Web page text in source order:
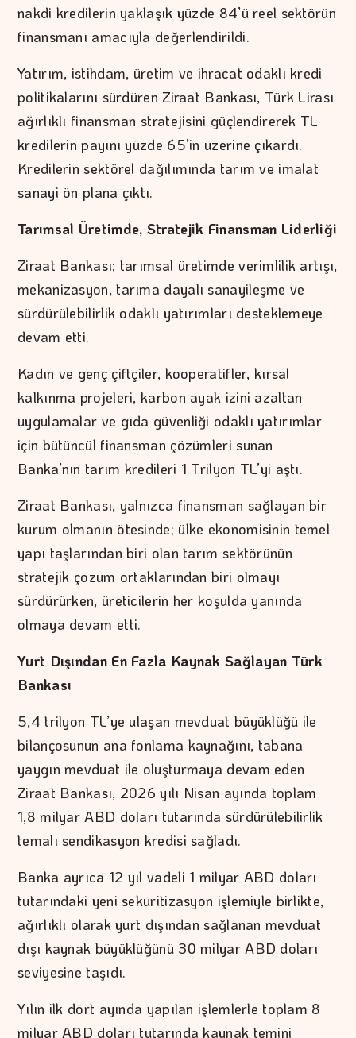
nakdi kredilerin yaklaşık yüzde 84’ü reel sektörün
finansmanı amacıyla değerlendirildi.
Yatırım, istihdam, üretim ve ihracat odaklı kredi
politikalarını sürdüren Ziraat Bankası, Türk Lirası
ağırlıklı finansman stratejisini güçlendirerek TL
kredilerin payını yüzde 65’in üzerine çıkardı.
Kredilerin sektörel dağılımında tarım ve imalat
sanayi ön plana çıktı.
Tarımsal Üretimde, Stratejik Finansman Liderliği
Ziraat Bankası; tarımsal üretimde verimlilik artışı,
mekanizasyon, tarıma dayalı sanayileşme ve
sürdürülebilirlik odaklı yatırımları desteklemeye
devam etti.
Kadın ve genç çiftçiler, kooperatifler, kırsal
kalkınma projeleri, karbon ayak izini azaltan
uygulamalar ve gıda güvenliği odaklı yatırımlar
için bütüncül finansman çözümleri sunan
Banka’nın tarım kredileri 1 Trilyon TL’yi aştı.
Ziraat Bankası, yalnızca finansman sağlayan bir
kurum olmanın ötesinde; ülke ekonomisinin temel
yapı taşlarından biri olan tarım sektörünün
stratejik çözüm ortaklarından biri olmayı
sürdürürken, üreticilerin her koşulda yanında
olmaya devam etti.
Yurt Dışından En Fazla Kaynak Sağlayan Türk
Bankası
5,4 trilyon TL’ye ulaşan mevduat büyüklüğü ile
bilançosunun ana fonlama kaynağını, tabana
yaygın mevduat ile oluşturmaya devam eden
Ziraat Bankası, 2026 yılı Nisan ayında toplam
1,8 milyar ABD doları tutarında sürdürülebilirlik
temalı sendikasyon kredisi sağladı.
Banka ayrıca 12 yıl vadeli 1 milyar ABD doları
tutarındaki yeni seküritizasyon işlemiyle birlikte,
ağırlıklı olarak yurt dışından sağlanan mevduat
dışı kaynak büyüklüğünü 30 milyar ABD doları
seviyesine taşıdı.
Yılın ilk dört ayında yapılan işlemlerle toplam 8
milyar ABD doları tutarında kaynak temini